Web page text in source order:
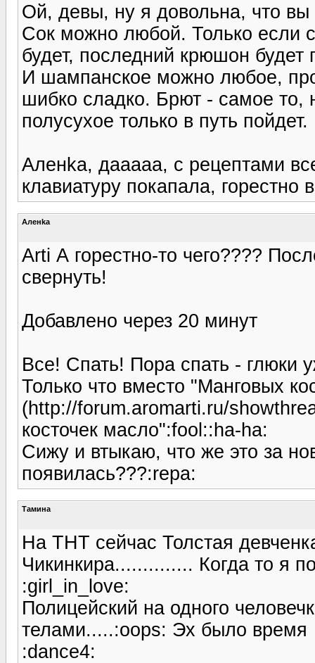
Ой, девы, ну я довольна, что вы
Сок можно любой. Только если
будет, последний крюшон будет
И шампанское можно любое,
шибко сладко. Брют - самое то,
полусухое только в путь пойдет.
Аленka, дааааа, с рецептами
клавиатуру покапала, горестно
Аленka
Arti А горестно-то чего????
свернуть!
Добавлено через 20 минут
Все! Спать! Пора спать - глюки
Только что вместо "Манговых
(http://forum.aromarti.ru/
косточек масло":fool::ha-ha:
Сижу и втыкаю, что же это за
появилась???:repa:
Тамина
На ТНТ сейчас Толстая
Чикинкира.............. Когда то я
:girl_in_love:
Полицейский на одного
телами.....:oops: Эх было время
:dance4: